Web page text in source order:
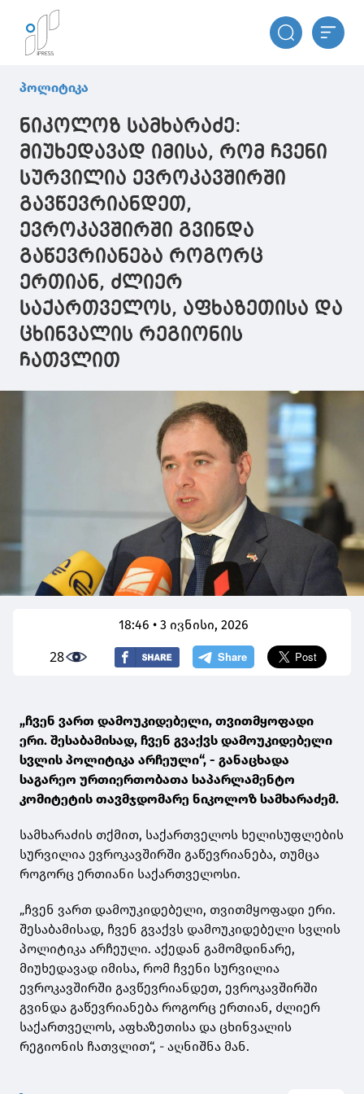
პოლიტიკა
ნიკოლოზ სამხარაძე:
მიუხედავად იმისა, რომ ჩვენი
სურვილია ევროკავშირში
გავწევრიანდეთ,
ევროკავშირში გვინდა
გაწევრიანება როგორც
ერთიან, ძლიერ
საქართველოს, აფხაზეთისა და
ცხინვალის რეგიონის
ჩათვლით
18:46 • 3 ივნისი, 2026
28
„ჩვენ ვართ დამოუკიდებელი, თვითმყოფადი
ერი. შესაბამისად, ჩვენ გვაქვს დამოუკიდებელი
სვლის პოლიტიკა არჩეული“, - განაცხადა
საგარეო ურთიერთობათა საპარლამენტო
კომიტეტის თავმჯდომარე ნიკოლოზ სამხარაძემ.
სამხარაძის თქმით, საქართველოს ხელისუფლების
სურვილია ევროკავშირში გაწევრიანება, თუმცა
როგორც ერთიანი საქართველოსი.
„ჩვენ ვართ დამოუკიდებელი, თვითმყოფადი ერი.
შესაბამისად, ჩვენ გვაქვს დამოუკიდებელი სვლის
პოლიტიკა არჩეული. აქედან გამომდინარე,
მიუხედავად იმისა, რომ ჩვენი სურვილია
ევროკავშირში გავწევრიანდეთ, ევროკავშირში
გვინდა გაწევრიანება როგორც ერთიან, ძლიერ
საქართველოს, აფხაზეთისა და ცხინვალის
რეგიონის ჩათვლით“, - აღნიშნა მან.